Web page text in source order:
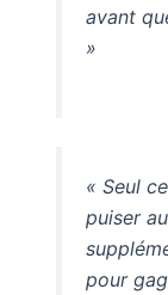
avant
»
« Seul
puiser
pour